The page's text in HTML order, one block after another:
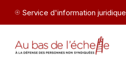
Service d'information juridique